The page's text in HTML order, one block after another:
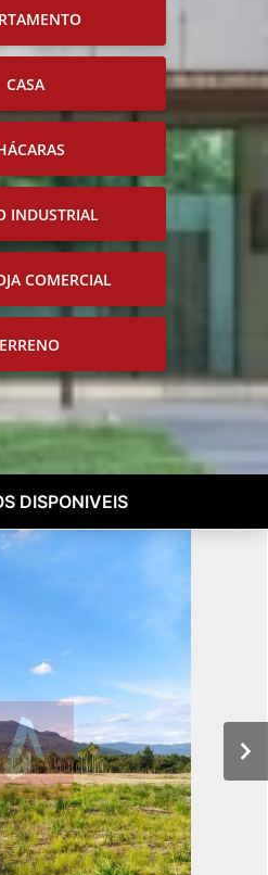
CASA
INDUSTRIAL
COMERCIAL
DISPONIVEIS